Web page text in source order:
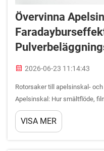
Övervinna
2026-06-23 11:14:43
Rotorsaker till apelsinskal-
Apelsinskal: Hur smältflöde,
samverkar.
smältviskositeten under
VISA MER